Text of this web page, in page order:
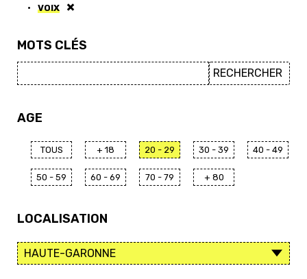
• VOIX
MOTS CLÉS
AGE
TOUS + 18 20 - 29 30 - 39 40 - 49
50 - 59 60 - 69 70 - 79 + 80
LOCALISATION